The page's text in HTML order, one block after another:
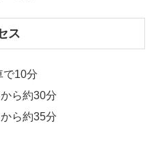
ス
で10分
ら約30分
ら約35分